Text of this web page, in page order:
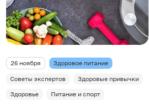
26 ноября Здоровое питание
Советы экспертов
Здоровые привычки
Здоровье
Питание и спорт